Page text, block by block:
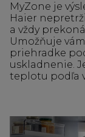
MyZone je
Haier
a vždy
Umožňuje
priehradke
uskladnenie.
teplotu podľa